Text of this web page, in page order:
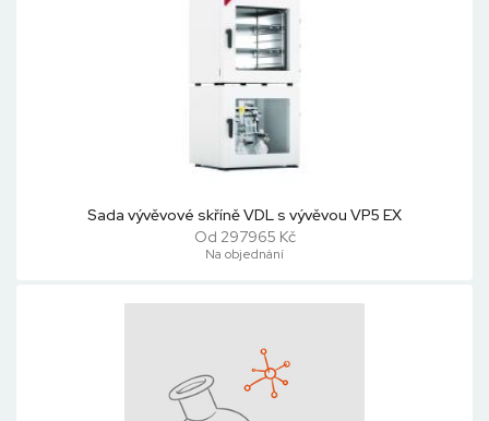
Sada vývěvové skříně VDL s vývěvou VP5 EX
Od 297965 Kč
Na objednání